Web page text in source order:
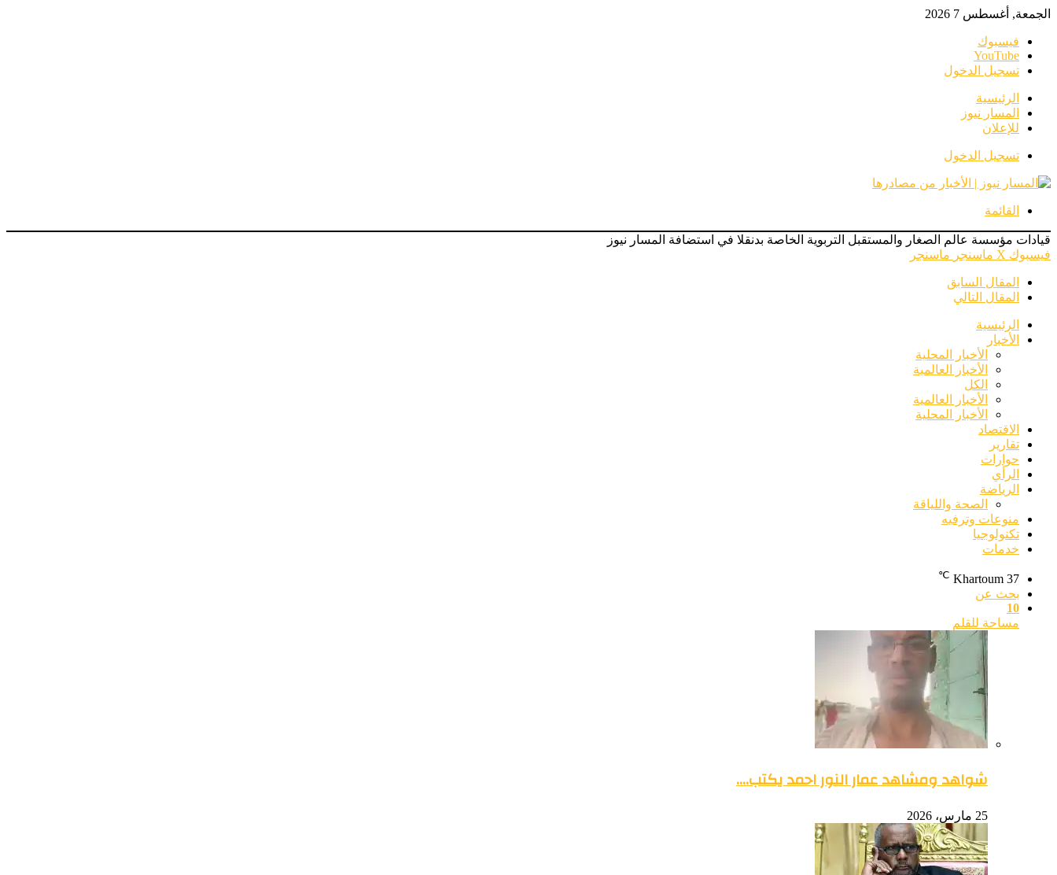
الجمعة, أغسطس 7 2026
فيسبوك
‫YouTube
تسجيل الدخول
الرئيسية
المسار نيوز
للإعلان
تسجيل الدخول
القائمة
قيادات مؤسسة عالم الصغار والمستقبل التربوية الخاصة بدنقلا في استضافة المسار نيوز
فيسبوك ‫X ماسنجر ماسنجر
المقال السابق
المقال التالي
الرئيسية
الأخبار
الأخبار المحلية
الأخبار العالمية
الكل
الأخبار العالمية
الأخبار المحلية
الاقتصاد
تقارير
حوارات
الرأي
الرياضة
الصحة واللياقة
منوعات وترفيه
تكنولوجيا
خدمات
Khartoum 37
℃
بحث عن
10
مساحة للقلم
شواهد ومشاهد عمار النور احمد يكتب….
25 مارس، 2026